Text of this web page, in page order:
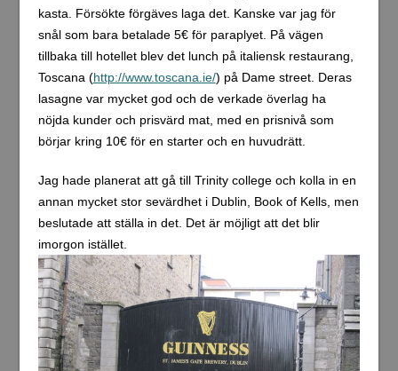
kasta. Försökte förgäves laga det. Kanske var jag för
snål som bara betalade 5€ för paraplyet. På vägen
tillbaka till hotellet blev det lunch på italiensk restaurang,
Toscana (http://www.toscana.ie/) på Dame street. Deras
lasagne var mycket god och de verkade överlag ha
nöjda kunder och prisvärd mat, med en prisnivå som
börjar kring 10€ för en starter och en huvudrätt.
Jag hade planerat att gå till Trinity college och kolla in en
annan mycket stor sevärdhet i Dublin, Book of Kells, men
beslutade att ställa in det. Det är möjligt att det blir
imorgon istället.